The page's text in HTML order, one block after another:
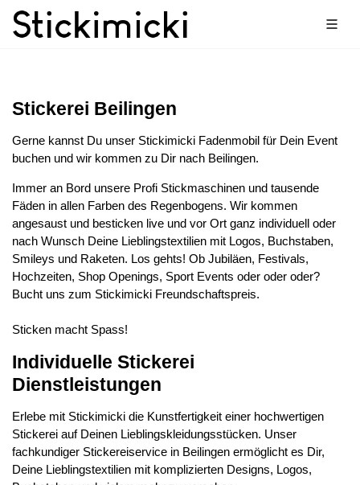
Stickerei Beilingen
Gerne kannst Du unser Stickimicki Fadenmobil für Dein Event
buchen und wir kommen zu Dir nach Beilingen.
Immer an Bord unsere Profi Stickmaschinen und tausende
Fäden in allen Farben des Regenbogens. Wir kommen
angesaust und besticken live und vor Ort ganz individuell oder
nach Wunsch Deine Lieblingstextilien mit Logos, Buchstaben,
Smileys und Raketen. Los gehts! Ob Jubiläen, Festivals,
Hochzeiten, Shop Openings, Sport Events oder oder oder?
Bucht uns zum Stickimicki Freundschaftspreis.
Sticken macht Spass!
Individuelle Stickerei
Dienstleistungen
Erlebe mit Stickimicki die Kunstfertigkeit einer hochwertigen
Stickerei auf Deinen Lieblingskleidungsstücken. Unser
fachkundiger Stickereiservice in Beilingen ermöglicht es Dir,
Deine Lieblingstextilien mit komplizierten Designs, Logos,